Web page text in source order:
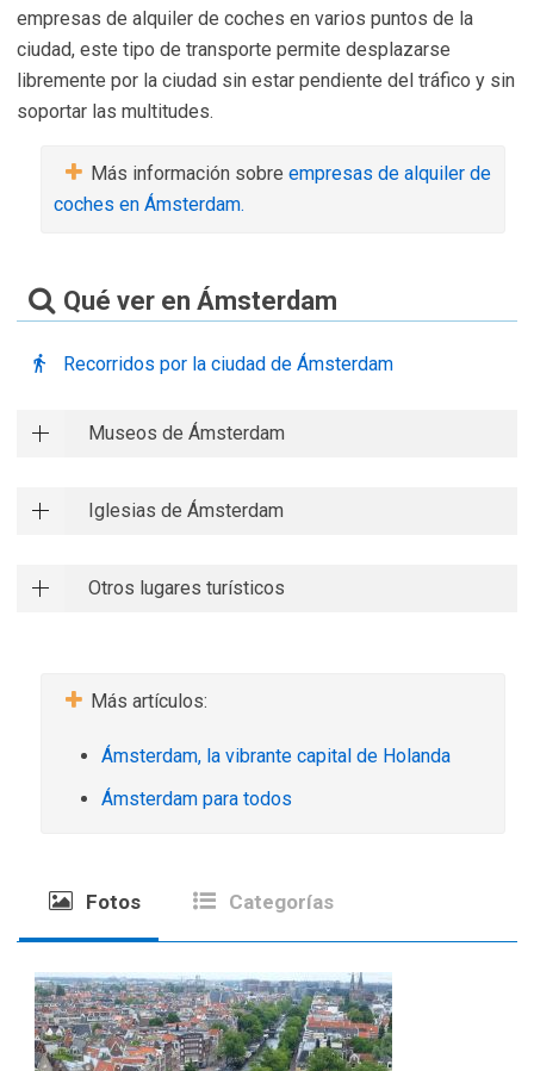
empresas de alquiler de coches en varios puntos de la
ciudad, este tipo de transporte permite desplazarse
libremente por la ciudad sin estar pendiente del tráfico y sin
soportar las multitudes.
Más información sobre empresas de alquiler de
coches en Ámsterdam.
Qué ver en Ámsterdam
Recorridos por la ciudad de Ámsterdam
Museos de Ámsterdam
Iglesias de Ámsterdam
Otros lugares turísticos
Más artículos:
Ámsterdam, la vibrante capital de Holanda
Ámsterdam para todos
Fotos Categorías